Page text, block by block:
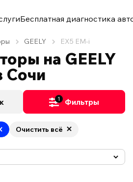
Бесплатная диагностика
GEELY EX5 EM-i
на GEELY
Сочи
1 Фильтры
Очистить всё